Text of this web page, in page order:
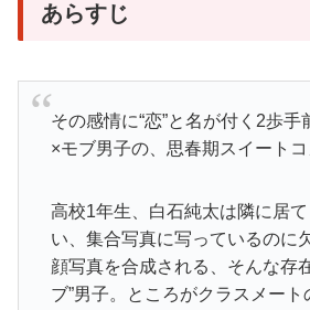
あらすじ
その感情に“恋”と名が付く2歩
×モブ男子の、思春期スイートコ
高校1年生、白石純太は隣に居
い、集合写真に写っているのに
顔写真を合成される、そんな存
ブ”男子。ところがクラスメート